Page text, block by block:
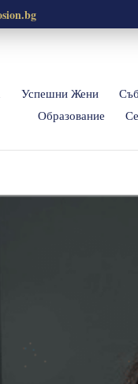
Успешни Жени
Образование